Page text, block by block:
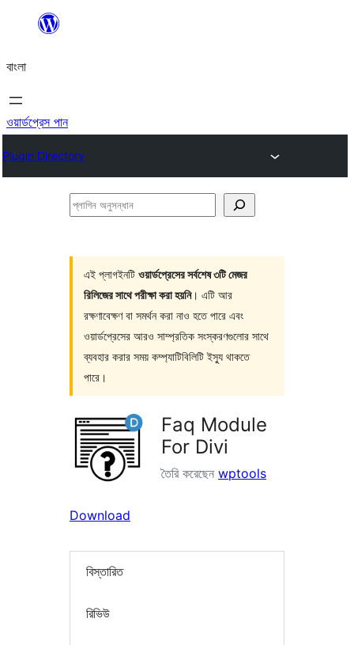
যান
বাংলা
ওয়ার্ডপ্রেস পান
Plugin Directory
প্লাগিন
এই প্লাগইনটি ওয়ার্ডপ্রেসের সর্বশেষ ৩টি মেজর
রিলিজের সাথে পরীক্ষা করা হয়নি। এটি আর
রক্ষণাবেক্ষণ বা সমর্থন করা নাও হতে পারে এবং
ওয়ার্ডপ্রেসের আরও সাম্প্রতিক সংস্করণগুলোর সাথে
ব্যবহার করার সময় কম্প্যাটিবিলিটি ইস্যু থাকতে
পারে।
Faq Module
For Divi
তৈরি করেছেন wptools
Download
বিস্তারিত
রিভিউ